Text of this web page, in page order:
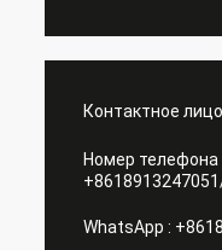
Контактное
Номер телефона
WhatsApp :